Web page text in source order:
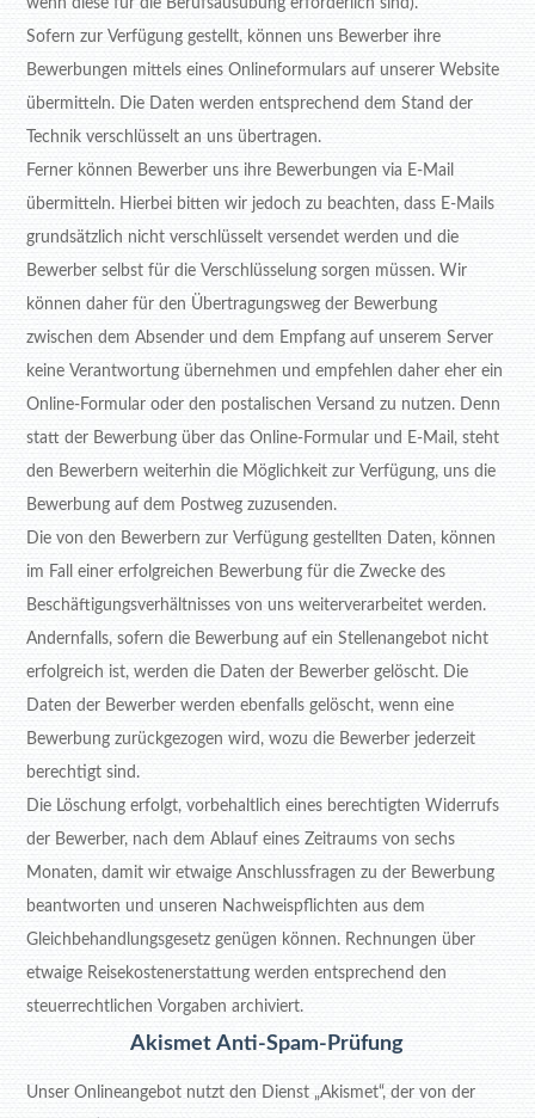
Sofern zur Verfügung gestellt, können uns Bewerber ihre
Bewerbungen mittels eines Onlineformulars auf unserer Website
übermitteln. Die Daten werden entsprechend dem Stand der
Technik verschlüsselt an uns übertragen.
Ferner können Bewerber uns ihre Bewerbungen via E-Mail
übermitteln. Hierbei bitten wir jedoch zu beachten, dass E-Mails
grundsätzlich nicht verschlüsselt versendet werden und die
Bewerber selbst für die Verschlüsselung sorgen müssen. Wir
können daher für den Übertragungsweg der Bewerbung
zwischen dem Absender und dem Empfang auf unserem Server
keine Verantwortung übernehmen und empfehlen daher eher ein
Online-Formular oder den postalischen Versand zu nutzen. Denn
statt der Bewerbung über das Online-Formular und E-Mail, steht
den Bewerbern weiterhin die Möglichkeit zur Verfügung, uns die
Bewerbung auf dem Postweg zuzusenden.
Die von den Bewerbern zur Verfügung gestellten Daten, können
im Fall einer erfolgreichen Bewerbung für die Zwecke des
Beschäftigungsverhältnisses von uns weiterverarbeitet werden.
Andernfalls, sofern die Bewerbung auf ein Stellenangebot nicht
erfolgreich ist, werden die Daten der Bewerber gelöscht. Die
Daten der Bewerber werden ebenfalls gelöscht, wenn eine
Bewerbung zurückgezogen wird, wozu die Bewerber jederzeit
berechtigt sind.
Die Löschung erfolgt, vorbehaltlich eines berechtigten Widerrufs
der Bewerber, nach dem Ablauf eines Zeitraums von sechs
Monaten, damit wir etwaige Anschlussfragen zu der Bewerbung
beantworten und unseren Nachweispflichten aus dem
Gleichbehandlungsgesetz genügen können. Rechnungen über
etwaige Reisekostenerstattung werden entsprechend den
steuerrechtlichen Vorgaben archiviert.
Akismet Anti-Spam-Prüfung
Unser Onlineangebot nutzt den Dienst „Akismet“, der von der